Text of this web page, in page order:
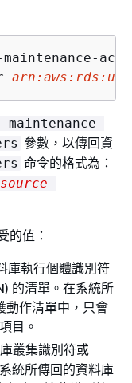
arn:aws:rds:us-
參數，以傳回資
命令的格式為：
的值：
庫執行個體識別符
的清單。在系統所
動作清單中，只會
目。
叢集識別符或
統所傳回的資料庫